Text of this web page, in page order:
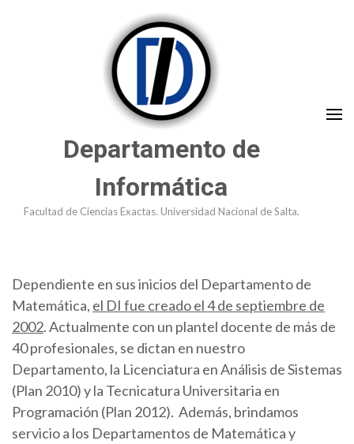
Departamento de
Informática
Facultad de Ciencias Exactas. Universidad Nacional de Salta.
Dependiente en sus inicios del Departamento de
Matemática, el DI fue creado el 4 de septiembre de
2002. Actualmente con un plantel docente de más de
40 profesionales, se dictan en nuestro
Departamento, la Licenciatura en Análisis de Sistemas
(Plan 2010) y la Tecnicatura Universitaria en
Programación (Plan 2012). Además, brindamos
servicio a los Departamentos de Matemática y